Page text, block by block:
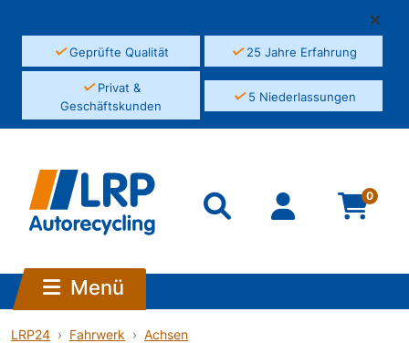
✓Geprüfte Qualität ✓25 Jahre Erfahrung
✓Privat &
Geschäftskunden
✓5 Niederlassungen
0
Menü
LRP24 Fahrwerk
Achsen